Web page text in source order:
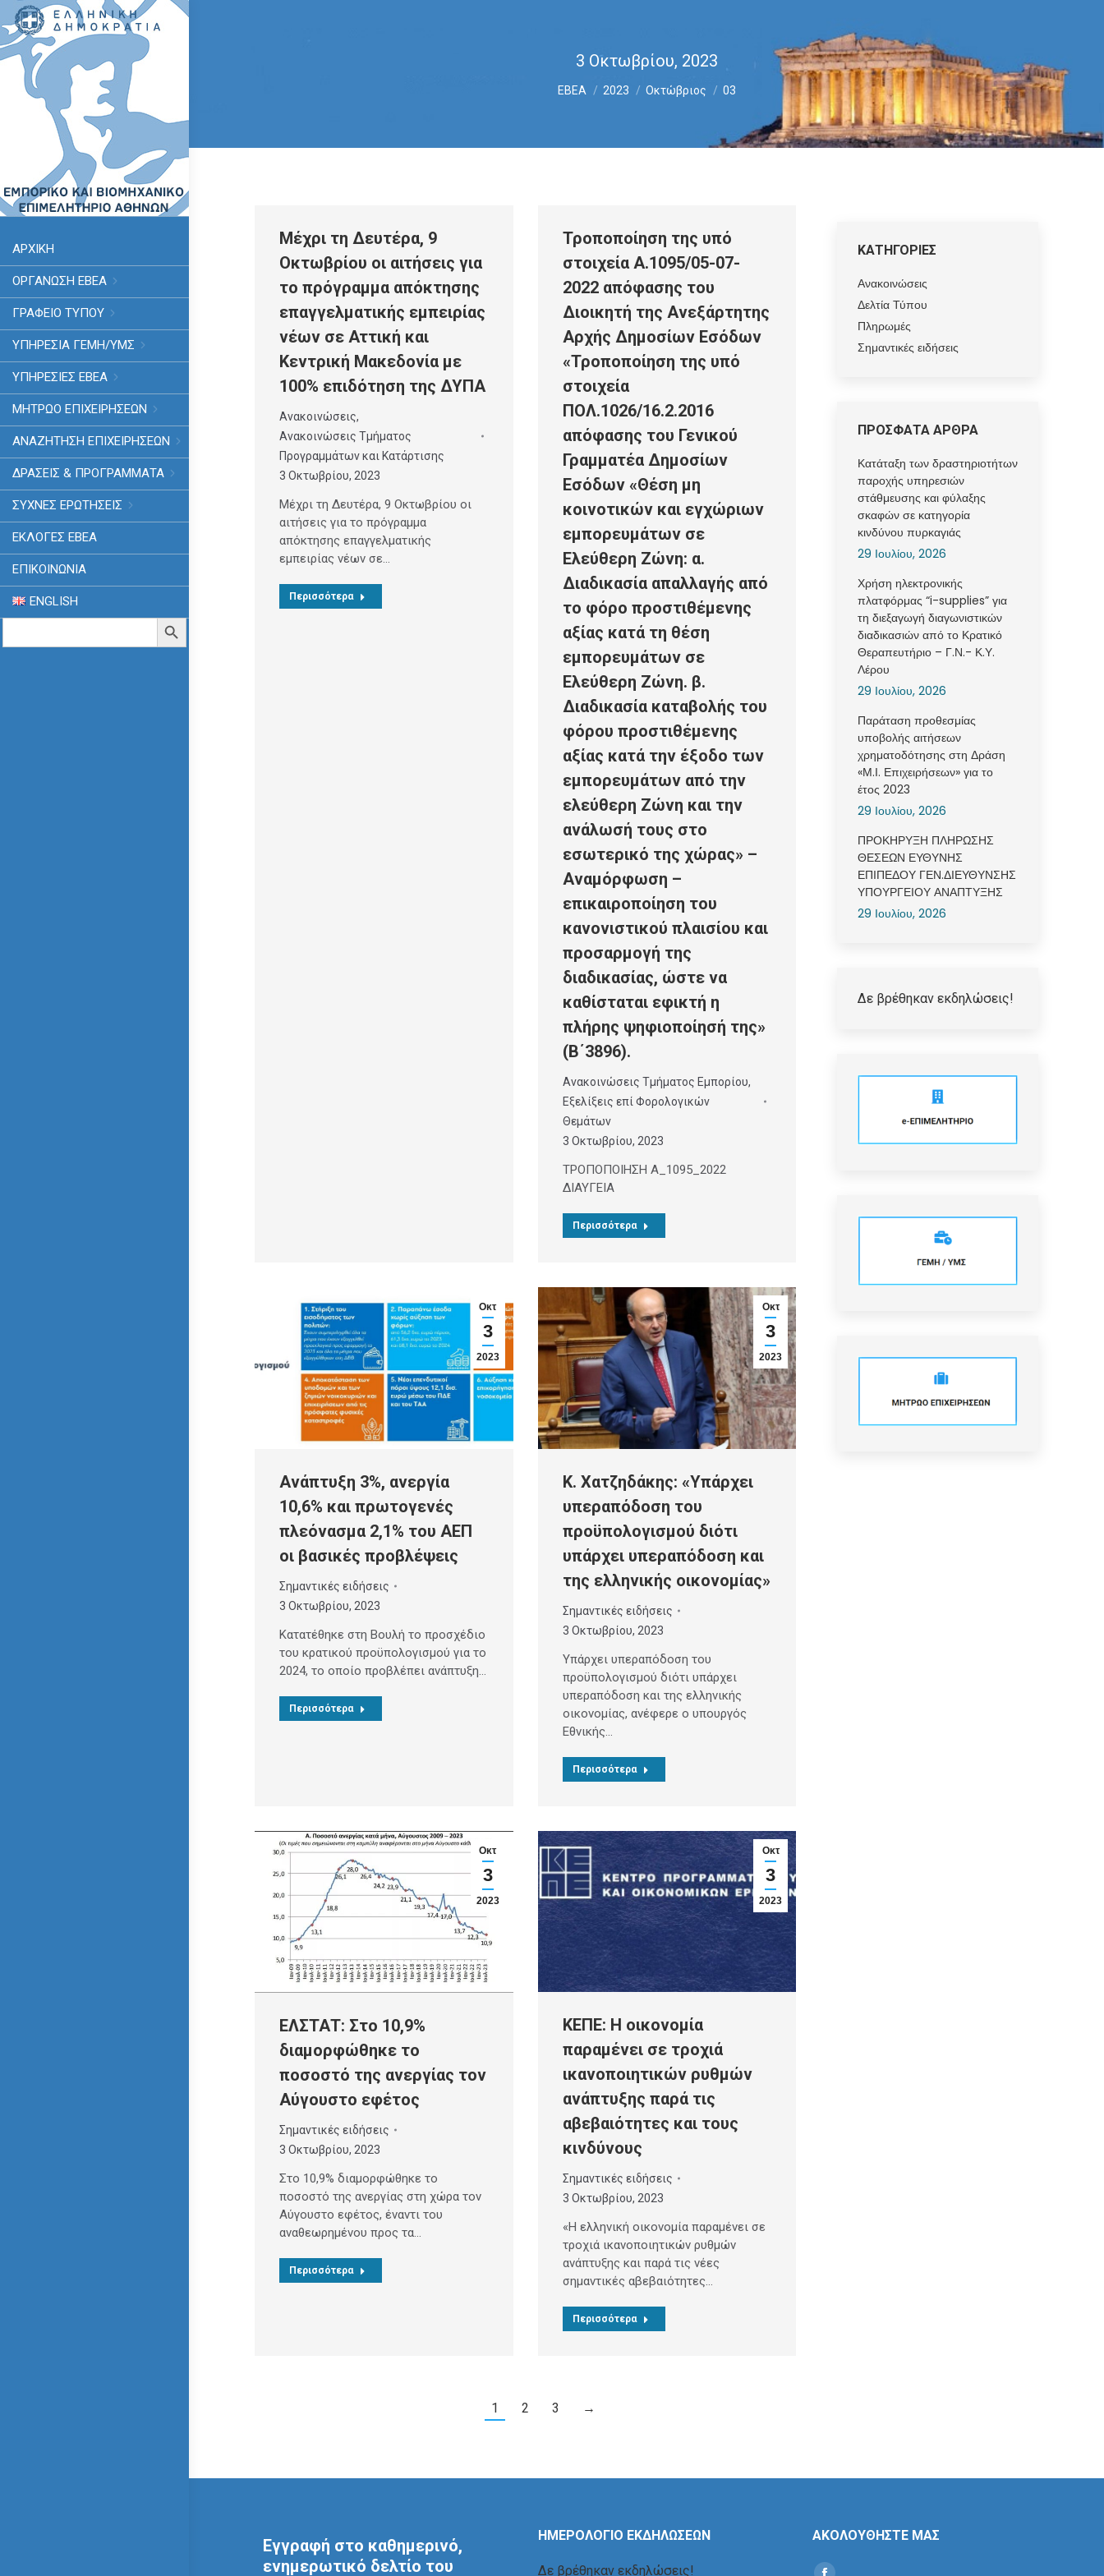
ΑΡΧΙΚΗ
ΟΡΓΑΝΩΣΗ ΕΒΕΑ
ΓΡΑΦΕΙΟ ΤΥΠΟΥ
ΥΠΗΡΕΣΊΑ ΓΕΜΗ/ΥΜΣ
ΥΠΗΡΕΣΙΕΣ ΕΒΕΑ
ΜΗΤΡΩΟ ΕΠΙΧΕΙΡΗΣΕΩΝ
ΑΝΑΖΗΤΗΣΗ ΕΠΙΧΕΙΡΗΣΕΩΝ
ΔΡΑΣΕΙΣ & ΠΡΟΓΡΑΜΜΑΤΑ
ΣΥΧΝΕΣ ΕΡΩΤΗΣΕΙΣ
ΕΚΛΟΓΈΣ ΕΒΕΑ
ΕΠΙΚΟΙΝΩΝΙΑ
ENGLISH
Search
Search Button
3 Οκτωβρίου, 2023
You are here:
ΕΒΕΑ 2023 Οκτώβριος 03
Μέχρι τη Δευτέρα, 9
Οκτωβρίου οι αιτήσεις για
το πρόγραμμα απόκτησης
επαγγελματικής εμπειρίας
νέων σε Αττική και
Κεντρική Μακεδονία με
100% επιδότηση της ΔΥΠΑ
Ανακοινώσεις,
Ανακοινώσεις Τμήματος
Προγραμμάτων και Κατάρτισης
3 Οκτωβρίου, 2023
Μέχρι τη Δευτέρα, 9 Οκτωβρίου οι
αιτήσεις για το πρόγραμμα
απόκτησης επαγγελματικής
εμπειρίας νέων σε…
Περισσότερα
Τροποποίηση της υπό
στοιχεία Α.1095/05-07-
2022 απόφασης του
Διοικητή της Ανεξάρτητης
Αρχής Δημοσίων Εσόδων
«Τροποποίηση της υπό
στοιχεία
ΠΟΛ.1026/16.2.2016
απόφασης του Γενικού
Γραμματέα Δημοσίων
Εσόδων «Θέση μη
κοινοτικών και εγχώριων
εμπορευμάτων σε
Ελεύθερη Ζώνη: α.
Διαδικασία απαλλαγής από
το φόρο προστιθέμενης
αξίας κατά τη θέση
εμπορευμάτων σε
Ελεύθερη Ζώνη. β.
Διαδικασία καταβολής του
φόρου προστιθέμενης
αξίας κατά την έξοδο των
εμπορευμάτων από την
ελεύθερη Ζώνη και την
ανάλωσή τους στο
εσωτερικό της χώρας» –
Αναμόρφωση –
επικαιροποίηση του
κανονιστικού πλαισίου και
προσαρμογή της
διαδικασίας, ώστε να
καθίσταται εφικτή η
πλήρης ψηφιοποίησή της»
(Β΄3896).
Ανακοινώσεις Τμήματος Εμπορίου,
Εξελίξεις επί Φορολογικών
Θεμάτων
3 Οκτωβρίου, 2023
ΤΡΟΠΟΠΟΙΗΣΗ Α_1095_2022
ΔΙΑΥΓΕΙΑ
Περισσότερα
Οκτ
3
2023
Ανάπτυξη 3%, ανεργία
10,6% και πρωτογενές
πλεόνασμα 2,1% του ΑΕΠ
οι βασικές προβλέψεις
Σημαντικές ειδήσεις
3 Οκτωβρίου, 2023
Κατατέθηκε στη Βουλή το προσχέδιο
του κρατικού προϋπολογισμού για το
2024, το οποίο προβλέπει ανάπτυξη…
Περισσότερα
Οκτ
3
2023
Κ. Χατζηδάκης: «Υπάρχει
υπεραπόδοση του
προϋπολογισμού διότι
υπάρχει υπεραπόδοση και
της ελληνικής οικονομίας»
Σημαντικές ειδήσεις
3 Οκτωβρίου, 2023
Υπάρχει υπεραπόδοση του
προϋπολογισμού διότι υπάρχει
υπεραπόδοση και της ελληνικής
οικονομίας, ανέφερε ο υπουργός
Εθνικής…
Περισσότερα
Οκτ
3
2023
ΕΛΣΤΑΤ: Στο 10,9%
διαμορφώθηκε το
ποσοστό της ανεργίας τον
Αύγουστο εφέτος
Σημαντικές ειδήσεις
3 Οκτωβρίου, 2023
Στο 10,9% διαμορφώθηκε το
ποσοστό της ανεργίας στη χώρα τον
Αύγουστο εφέτος, έναντι του
αναθεωρημένου προς τα…
Περισσότερα
Οκτ
3
2023
ΚΕΠΕ: Η οικονομία
παραμένει σε τροχιά
ικανοποιητικών ρυθμών
ανάπτυξης παρά τις
αβεβαιότητες και τους
κινδύνους
Σημαντικές ειδήσεις
3 Οκτωβρίου, 2023
«Η ελληνική οικονομία παραμένει σε
τροχιά ικανοποιητικών ρυθμών
ανάπτυξης και παρά τις νέες
σημαντικές αβεβαιότητες…
Περισσότερα
1 2 3 →
ΚΑΤΗΓΟΡΙΕΣ
Ανακοινώσεις
Δελτία Τύπου
Πληρωμές
Σημαντικές ειδήσεις
ΠΡΟΣΦΑΤΑ ΑΡΘΡΑ
Κατάταξη των δραστηριοτήτων
παροχής υπηρεσιών
στάθμευσης και φύλαξης
σκαφών σε κατηγορία
κινδύνου πυρκαγιάς
29 Ιουλίου, 2026
Χρήση ηλεκτρονικής
πλατφόρμας “i-supplies” για
τη διεξαγωγή διαγωνιστικών
διαδικασιών από το Κρατικό
Θεραπευτήριο – Γ.Ν.- Κ.Υ.
Λέρου
29 Ιουλίου, 2026
Παράταση προθεσμίας
υποβολής αιτήσεων
χρηματοδότησης στη Δράση
«Μ.Ι. Επιχειρήσεων» για το
έτος 2023
29 Ιουλίου, 2026
ΠΡΟΚΗΡΥΞΗ ΠΛΗΡΩΣΗΣ
ΘΕΣΕΩΝ ΕΥΘΥΝΗΣ
ΕΠΙΠΕΔΟΥ ΓΕΝ.ΔΙΕΥΘΥΝΣΗΣ
ΥΠΟΥΡΓΕΙΟΥ ΑΝΑΠΤΥΞΗΣ
29 Ιουλίου, 2026
Δε βρέθηκαν εκδηλώσεις!
Εγγραφή στο καθημερινό,
ενημερωτικό δελτίο του
ΗΜΕΡΟΛΟΓΙΟ ΕΚΔΗΛΩΣΕΩΝ
Δε βρέθηκαν εκδηλώσεις!
ΑΚΟΛΟΥΘΗΣΤΕ ΜΑΣ
Find us on: